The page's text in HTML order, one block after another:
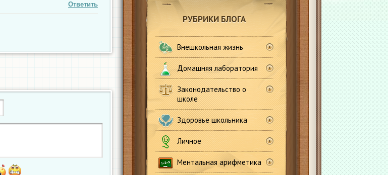
РУБРИКИ БЛОГА
Внешкольная жизнь
Домашняя лаборатория
Законодательство о
школе
Здоровье школьника
Личное
Ментальная арифметика
Ответить